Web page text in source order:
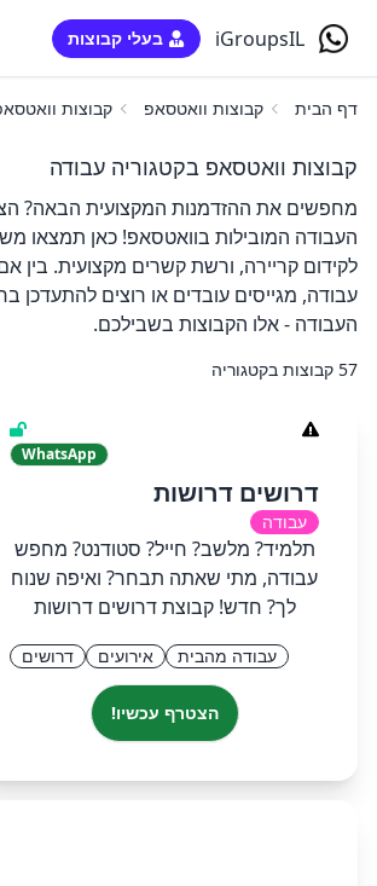
iGroupsIL בעלי קבוצות
דף הבית קבוצות וואטסאפ קבוצות
קבוצות וואטסאפ בקטגוריה עבודה
מחפשים את ההזדמנות המקצועית הבאה?
העבודה המובילות בוואטסאפ! כאן תמצאו
לקידום קריירה, ורשת קשרים מקצועית.
עבודה, מגייסים עובדים או רוצים להתעדכן
העבודה - אלו הקבוצות בשבילכם.
57 קבוצות בקטגוריה
WhatsApp
דרושים דרושות
עבודה
תלמיד? מלשב? חייל? סטודנט? מחפש
עבודה, מתי שאתה תבחר? ואיפה שנוח
לך? חדש! קבוצת דרושים דרושות
עבודה מהבית אירועים דרושים
הצטרף עכשיו!